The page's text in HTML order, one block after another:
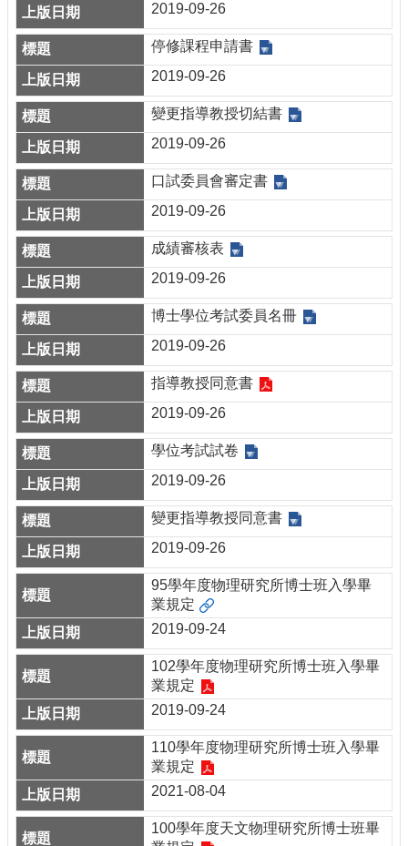
理
學
系
暨
研
究
2019-09-26
停修課程申請書
2019-09-26
變更指導教授切結書
2019-09-26
口試委員會審定書
2019-09-26
成績審核表
2019-09-26
博士學位考試委員名冊
2019-09-26
指導教授同意書
2019-09-26
學位考試試卷
2019-09-26
變更指導教授同意書
2019-09-26
95學年度物理研究所博士班入學畢
業規定
2019-09-24
102學年度物理研究所博士班入學畢
業規定
2019-09-24
110學年度物理研究所博士班入學畢
業規定
2021-08-04
100學年度天文物理研究所博士班畢